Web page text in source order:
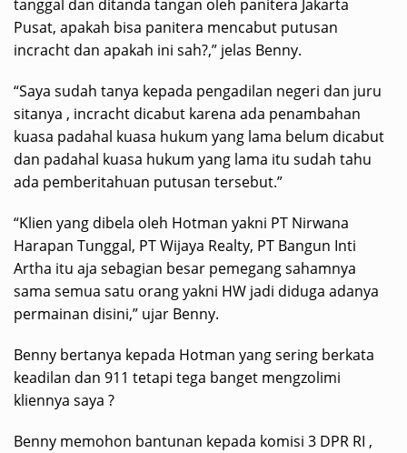
tanggal dan ditanda tangan oleh panitera Jakarta
Pusat, apakah bisa panitera mencabut putusan
incracht dan apakah ini sah?,” jelas Benny.
“Saya sudah tanya kepada pengadilan negeri dan juru
sitanya , incracht dicabut karena ada penambahan
kuasa padahal kuasa hukum yang lama belum dicabut
dan padahal kuasa hukum yang lama itu sudah tahu
ada pemberitahuan putusan tersebut.”
“Klien yang dibela oleh Hotman yakni PT Nirwana
Harapan Tunggal, PT Wijaya Realty, PT Bangun Inti
Artha itu aja sebagian besar pemegang sahamnya
sama semua satu orang yakni HW jadi diduga adanya
permainan disini,” ujar Benny.
Benny bertanya kepada Hotman yang sering berkata
keadilan dan 911 tetapi tega banget mengzolimi
kliennya saya ?
Benny memohon bantunan kepada komisi 3 DPR RI ,